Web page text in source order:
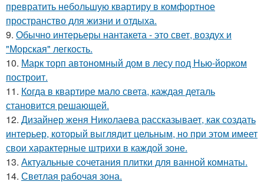
превратить небольшую квартиру в комфортное
пространство для жизни и отдыха.
9. Обычно интерьеры нантакета - это свет, воздух и
"Морская" легкость.
10. Марк торп автономный дом в лесу под Нью-йорком
построит.
11. Когда в квартире мало света, каждая деталь
становится решающей.
12. Дизайнер женя Николаева рассказывает, как создать
интерьер, который выглядит цельным, но при этом имеет
свои характерные штрихи в каждой зоне.
13. Актуальные сочетания плитки для ванной комнаты.
14. Светлая рабочая зона.